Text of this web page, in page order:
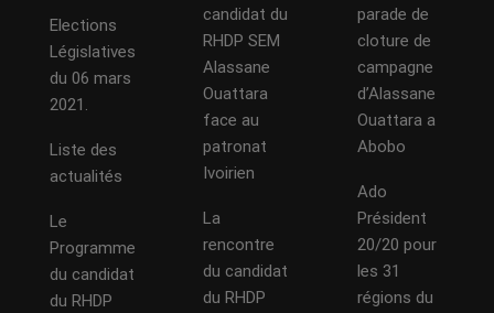
Elections
Législatives
du 06 mars
2021.
Liste des
actualités
Le
Programme
du candidat
du RHDP
candidat du
RHDP SEM
Alassane
Ouattara
face au
patronat
Ivoirien
La
rencontre
du candidat
du RHDP
parade de
cloture de
campagne
d’Alassane
Ouattara a
Abobo
Ado
Président
20/20 pour
les 31
régions du